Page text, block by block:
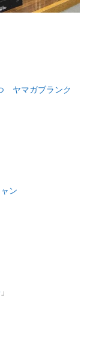
ヤマガブランク
ン
」